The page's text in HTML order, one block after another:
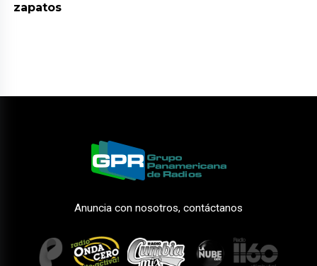
zapatos
Anuncia con nosotros, contáctanos